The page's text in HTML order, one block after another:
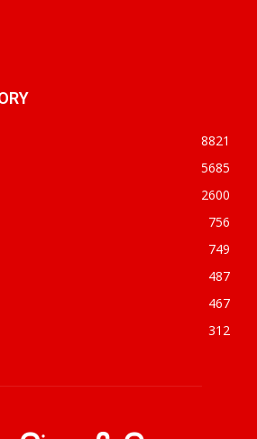
8821
5685
2600
756
749
487
467
312